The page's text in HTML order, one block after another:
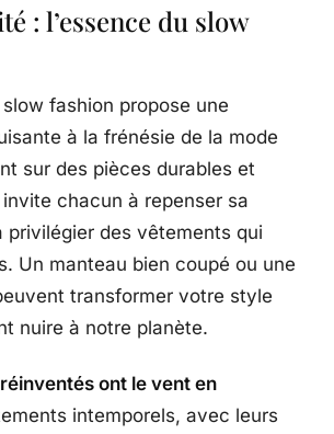
: l’essence du slow
fashion propose une
à la frénésie de la mode
sur des pièces durables et
chacun à repenser sa
privilégier des vêtements qui
Un manteau bien coupé ou une
transformer votre style
nuire à notre planète.
ont le vent en
intemporels, avec leurs